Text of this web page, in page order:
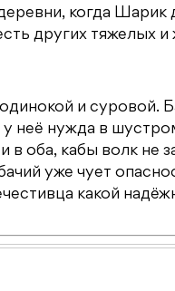
когда
других тяжелых
и суровой.
неё нужда в
в оба, кабы волк не
уже чует
какой